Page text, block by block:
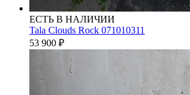
ЕСТЬ В НАЛИЧИИ
Tala Clouds Rock 071010311
53 900 ₽